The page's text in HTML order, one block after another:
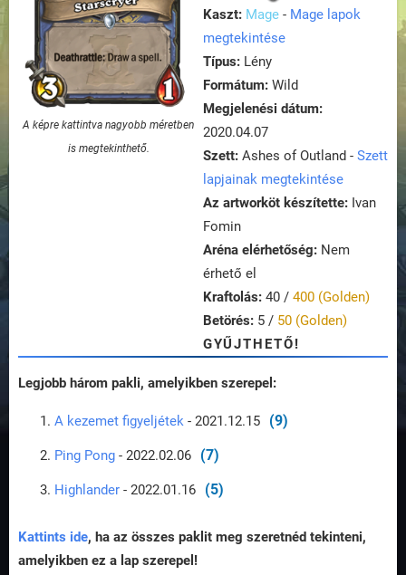
A képre kattintva nagyobb méretben
is megtekinthető.
Kaszt: Mage - Mage lapok
megtekintése
Típus: Lény
Formátum: Wild
Megjelenési dátum:
2020.04.07
Szett: Ashes of Outland - Szett
lapjainak megtekintése
Az artworköt készítette: Ivan
Fomin
Aréna elérhetőség: Nem
érhető el
Kraftolás: 40 / 400 (Golden)
Betörés: 5 / 50 (Golden)
GYŰJTHETŐ!
Legjobb három pakli, amelyikben szerepel:
A kezemet figyeljétek - 2021.12.15 (9)
Ping Pong - 2022.02.06 (7)
Highlander - 2022.01.16 (5)
Kattints ide, ha az összes paklit meg szeretnéd tekinteni,
amelyikben ez a lap szerepel!